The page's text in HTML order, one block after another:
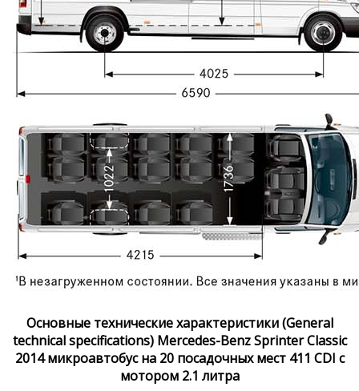
Основные технические характеристики (General
technical specifications) Mercedes-Benz Sprinter Classic
2014 микроавтобус на 20 посадочных мест 411 CDI с
мотором 2.1 литра